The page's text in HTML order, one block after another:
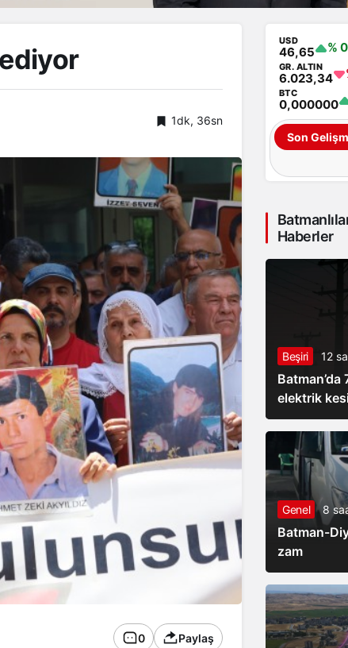
1dk, 36sn
0 Paylaş
USD
46,65 %
GR. ALTIN
6.023,34
BTC
0,000000
Son
Haberler
Beşiri 12
elektrik
Genel 8
Batman-
zam